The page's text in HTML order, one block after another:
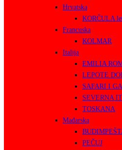
Hrvatska
KORČULA
Francuska
KOLMAR
Italija
EMILIA
LEPOTE
SAFARI I
SEVERNA
TOSKANA
Mađarska
PEČUJ